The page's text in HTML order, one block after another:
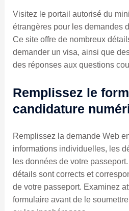
Visitez le portail autorisé du
étrangères pour les demandes
Ce site offre de nombreux
demander un visa, ainsi que
des réponses aux questions
Remplissez le
candidature
Remplissez la demande Web
informations individuelles, les
les données de votre
détails sont corrects et
de votre passeport. Examinez
formulaire avant de le